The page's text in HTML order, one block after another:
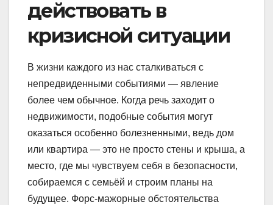
действовать в
кризисной ситуации
В жизни каждого из нас сталкиваться с
непредвиденными событиями — явление
более чем обычное. Когда речь заходит о
недвижимости, подобные события могут
оказаться особенно болезненными, ведь дом
или квартира — это не просто стены и крыша, а
место, где мы чувствуем себя в безопасности,
собираемся с семьёй и строим планы на
будущее. Форс-мажорные обстоятельства